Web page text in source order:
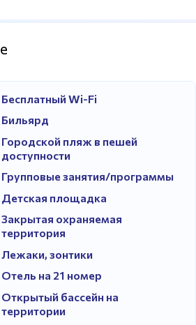
Бесплатный Wi-Fi
Бильярд
Городской пляж в пешей
доступности
Групповые занятия/программы
Детская площадка
Закрытая охраняемая
территория
Лежаки, зонтики
Отель на 21 номер
Открытый бассейн на
территории